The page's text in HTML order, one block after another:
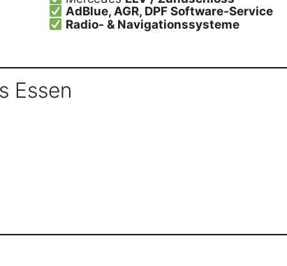
AdBlue, AGR, DPF Software-Service
Radio- & Navigationssysteme
Essen